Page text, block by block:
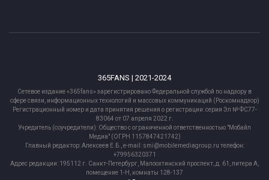
365FANS | 2021-2024
Сетевое издание «365fans» зарегистрировано Федеральной службой по надзору в
сфере связи, информационных технологий и массовых коммуникаций (Роскомнадзор)
Регистрационный номер и дата принятия решения о регистрации: серия Эл № ФС77-
83064 от 07 апреля 2022 г.
Учредитель (соучредители): Общество с ограниченной ответственностью "Мобайл
Медиа" (ОГРН 1157847421742)
Главный редактор: Алексеев Е.Б., e-mail: smi@mobilemediagroup.ru телефон:
+79956320371
Адрес редакции: 195112 г. Санкт-Петербург, Малоохтинский проспект, д. 61, литера А,
помещение 1-Н, комнаты 128-137